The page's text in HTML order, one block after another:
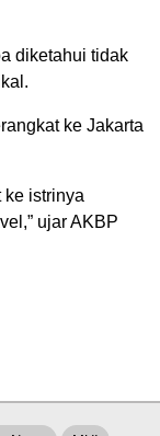
diketahui tidak
ke Jakarta
ke istrinya
ujar AKBP